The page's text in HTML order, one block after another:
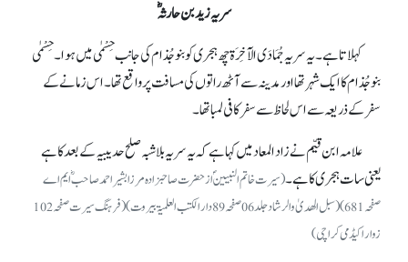
سریہ زید بن حارثہؓ
کہلاتا ہے۔ یہ سریہ جُمَادَی الآخِرَة چھ ہجری کو بنو جُذام کی جانب حِسْمٰی میں ہوا۔ حِسْمٰی
بنو جُذام کا ایک شہر تھا اور مدینہ سے آٹھ راتوں کی مسافت پر واقع تھا۔ اس زمانے کے
سفر کے ذریعہ سے اس لحاظ سے سفر کافی لمبا تھا۔
علامہ ابن قیّم نے زاد المعاد میں کہا ہے کہ یہ سریہ بلا شبہ صلح حدیبیہ کے بعد کا ہے
یعنی سات ہجری کا ہے۔(سیرت خاتم النبیینؐ از حضرت صاحبزادہ مرزا بشیر احمد صاحبؓ ایم اے
صفحہ 681)(سبل الھدیٰ والرشاد جلد06صفحہ89 دار الکتب العلمیۃ بیروت)(فرہنگ سیرت صفحہ102
زوار اکیڈمی کراچی)